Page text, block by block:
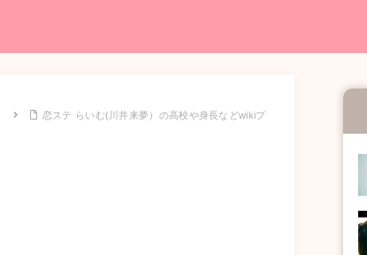
恋ステ らいむ(川井来夢）の高校や身長などwikiプ